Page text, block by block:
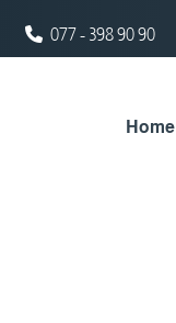
077 - 398 90 90
Home